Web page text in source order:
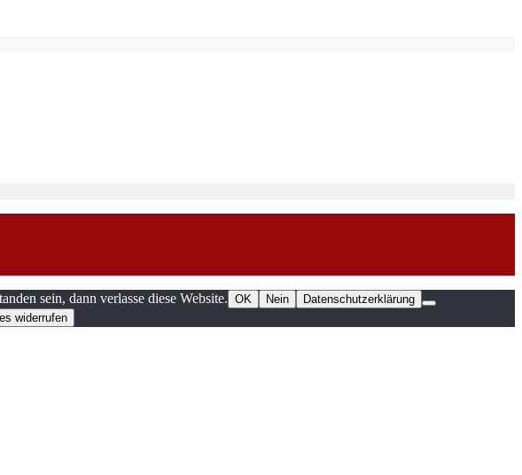
sein, dann verlasse diese Website. OK Nein Datenschutzerklärung
widerrufen